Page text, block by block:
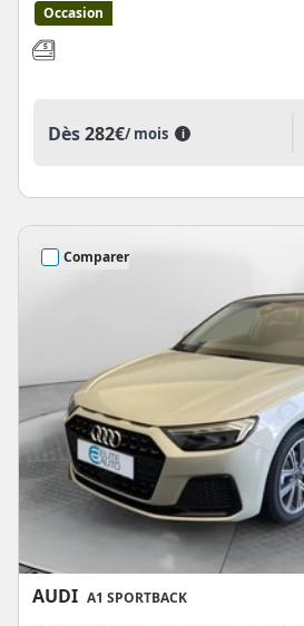
Occasion
Dès282€/ mois i
Comparer
AUDI A1 SPORTBACK